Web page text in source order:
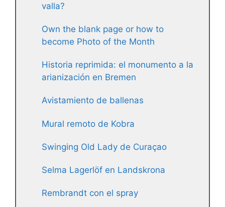
valla?
Own the blank page or how to
become Photo of the Month
Historia reprimida: el monumento a la
arianización en Bremen
Avistamiento de ballenas
Mural remoto de Kobra
Swinging Old Lady de Curaçao
Selma Lagerlöf en Landskrona
Rembrandt con el spray